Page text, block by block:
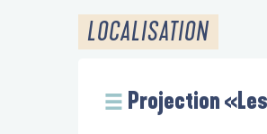
LOCALISATION
Projection